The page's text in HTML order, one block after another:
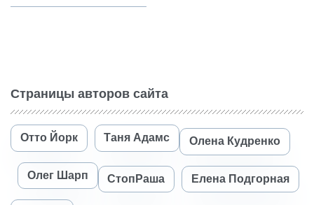
Страницы авторов сайта
Отто Йорк Таня Адамс Олена Кудренко
Олег Шарп СтопРаша Елена Подгорная